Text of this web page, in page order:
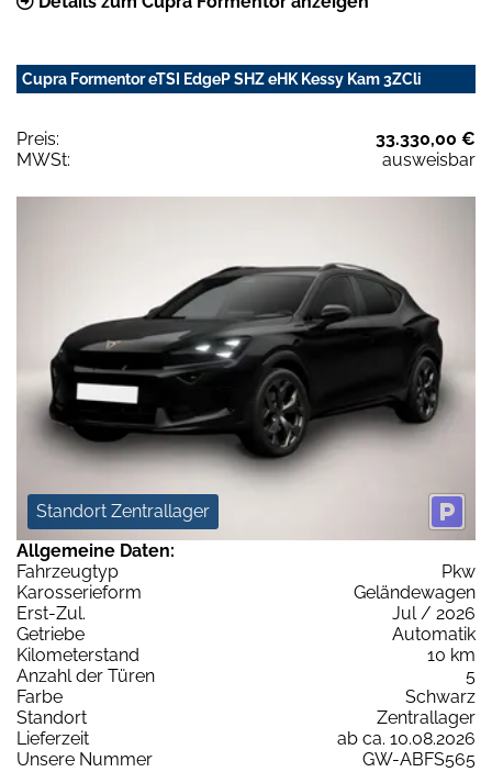
Cupra Formentor eTSI EdgeP SHZ eHK Kessy Kam 3ZCli
Preis:
33.330,00 €
MWSt:
ausweisbar
Standort Zentrallager
Allgemeine Daten:
Fahrzeugtyp
Pkw
Karosserieform
Geländewagen
Erst-Zul.
Jul / 2026
Getriebe
Automatik
Kilometerstand
10 km
Anzahl der Türen
5
Farbe
Schwarz
Standort
Zentrallager
Lieferzeit
ab ca. 10.08.2026
Unsere Nummer
GW-ABFS565